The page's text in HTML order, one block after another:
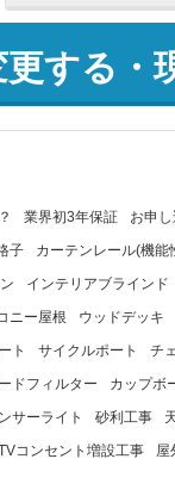
する・
業界初3年保証
お申
子
カーテンレール(機能
インテリアブラインド
ニー屋根
ウッドデッキ
ト サイクルポート
チ
ドフィルター
カップボ
サーライト 砂利工事
コンセント増設工事 屋